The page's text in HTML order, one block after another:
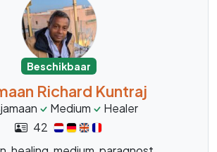
Beschikbaar
Richard Kuntraj
Medium
Healer
42